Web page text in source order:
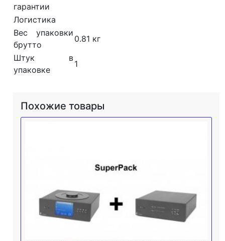
гарантии
Логистика
Вес упаковки
брутто
0.81 кг
Штук в
упаковке
1
Похожие товары